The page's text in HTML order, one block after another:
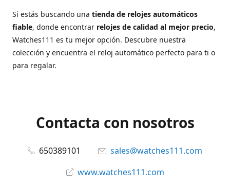
Si estás buscando una tienda de relojes automáticos
fiable, donde encontrar relojes de calidad al mejor precio,
Watches111 es tu mejor opción. Descubre nuestra
colección y encuentra el reloj automático perfecto para ti o
para regalar.
Contacta con nosotros
650389101
sales@watches111.com
www.watches111.com